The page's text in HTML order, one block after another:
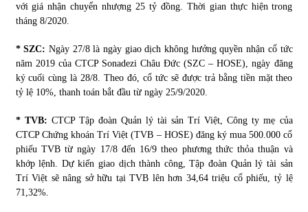
với giá nhận chuyển nhượng 25 tỷ đồng. Thời gian thực hiện trong
tháng 8/2020.
* SZC: Ngày 27/8 là ngày giao dịch không hưởng quyền nhận cổ tức
năm 2019 của CTCP Sonadezi Châu Đức (SZC – HOSE), ngày đăng
ký cuối cùng là 28/8. Theo đó, cổ tức sẽ được trả bằng tiền mặt theo
tỷ lệ 10%, thanh toán bắt đầu từ ngày 25/9/2020.
* TVB: CTCP Tập đoàn Quản lý tài sản Trí Việt, Công ty mẹ của
CTCP Chứng khoán Trí Việt (TVB – HOSE) đăng ký mua 500.000 cổ
phiếu TVB từ ngày 17/8 đến 16/9 theo phương thức thỏa thuận và
khớp lệnh. Dự kiến giao dịch thành công, Tập đoàn Quản lý tài sản
Trí Việt sẽ nâng sở hữu tại TVB lên hơn 34,64 triệu cổ phiếu, tỷ lệ
71,32%.